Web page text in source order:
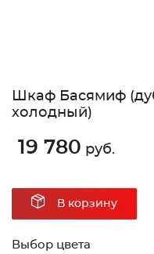
Шкаф Басямиф
холодный)
19 780 руб.
В корзину
Выбор цвета